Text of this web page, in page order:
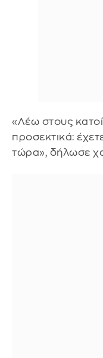
«Λέω στους
προσεκτικά:
τώρα», δήλωσε